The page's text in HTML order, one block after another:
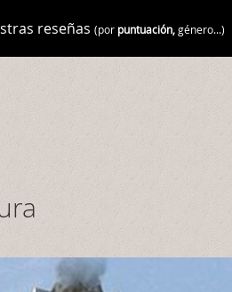
reseñas (por puntuación,género...)